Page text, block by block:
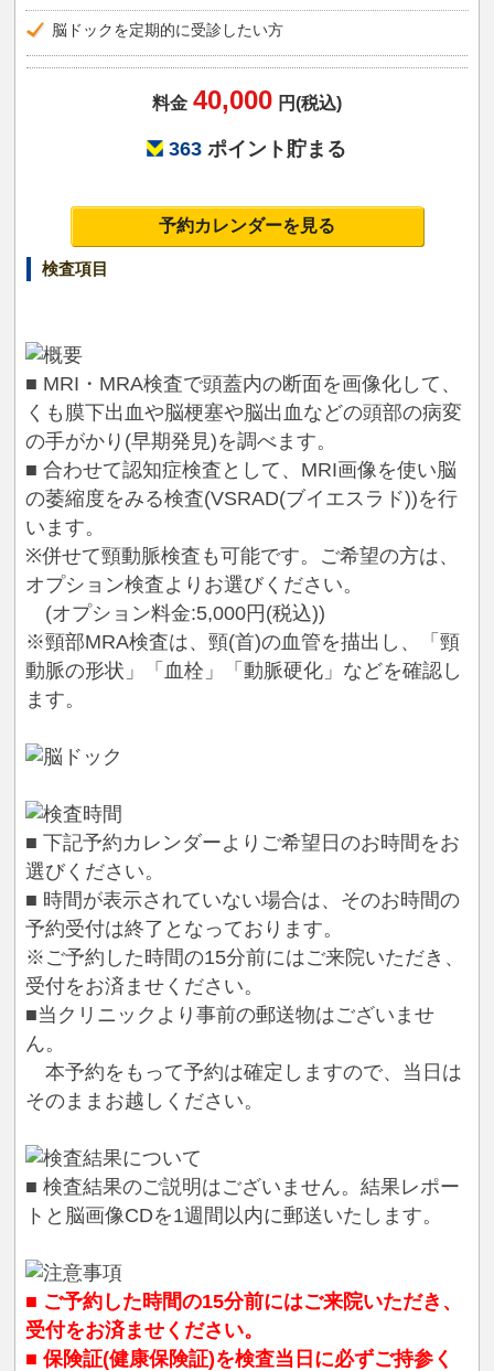
脳ドックを定期的に受診したい方
料金 40,000 円(税込)
363ポイント貯まる
予約カレンダーを見る
検査項目
■ MRI・MRA検査で頭蓋内の断面を画像化して、
くも膜下出血や脳梗塞や脳出血などの頭部の病変
の手がかり(早期発見)を調べます。
■ 合わせて認知症検査として、MRI画像を使い脳
の萎縮度をみる検査(VSRAD(ブイエスラド))を行
います。
※併せて頸動脈検査も可能です。ご希望の方は、
オプション検査よりお選びください。
(オプション料金:5,000円(税込))
※頸部MRA検査は、頸(首)の血管を描出し、「頸
動脈の形状」「血栓」「動脈硬化」などを確認し
ます。
■ 下記予約カレンダーよりご希望日のお時間をお
選びください。
■ 時間が表示されていない場合は、そのお時間の
予約受付は終了となっております。
※ご予約した時間の15分前にはご来院いただき、
受付をお済ませください。
■当クリニックより事前の郵送物はございませ
ん。
本予約をもって予約は確定しますので、当日は
そのままお越しください。
■ 検査結果のご説明はございません。結果レポー
トと脳画像CDを1週間以内に郵送いたします。
■ ご予約した時間の15分前にはご来院いただき、
受付をお済ませください。
■ 保険証(健康保険証)を検査当日に必ずご持参く